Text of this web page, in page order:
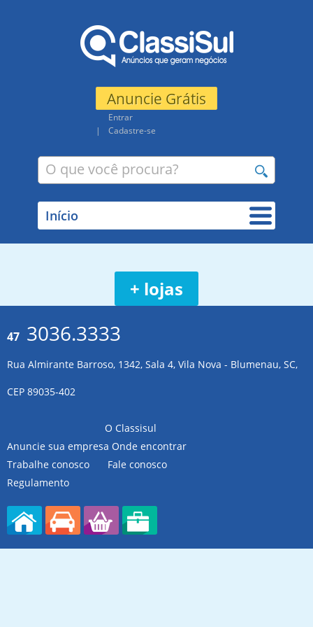
Anuncie Grátis
Entrar
Cadastre-se
+ lojas
47 3036.3333
Rua Almirante Barroso, 1342, Sala 4, Vila Nova - Blumenau, SC,
CEP 89035-402
O Classisul
Anuncie sua empresa Onde encontrar
Trabalhe conosco
Fale conosco
Regulamento